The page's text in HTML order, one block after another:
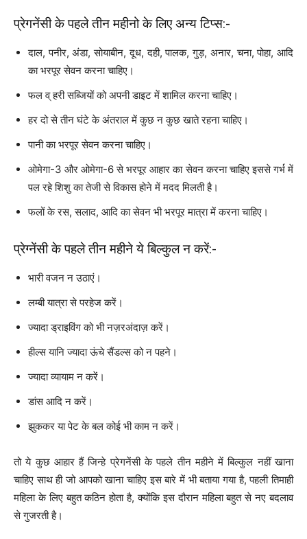
प्रेगनेंसी के पहले तीन महीनो के लिए अन्य टिप्स:-
दाल, पनीर, अंडा, सोयाबीन, दूध, दही, पालक, गुड़, अनार, चना, पोहा, आदि
का भरपूर सेवन करना चाहिए।
फल व् हरी सब्जियों को अपनी डाइट में शामिल करना चाहिए।
हर दो से तीन घंटे के अंतराल में कुछ न कुछ खाते रहना चाहिए।
पानी का भरपूर सेवन करना चाहिए।
ओमेगा-3 और ओमेगा-6 से भरपूर आहार का सेवन करना चाहिए इससे गर्भ में
पल रहे शिशु का तेजी से विकास होने में मदद मिलती है।
फलों के रस, सलाद, आदि का सेवन भी भरपूर मात्रा में करना चाहिए।
प्रेग्नेंसी के पहले तीन महीने ये बिल्कुल न करें:-
भारी वजन न उठाएं।
लम्बी यात्रा से परहेज करें।
ज्यादा ड्राइविंग को भी नज़रअंदाज़ करें।
हील्स यानि ज्यादा ऊंचे सैंडल्स को न पहने।
ज्यादा व्यायाम न करें।
डांस आदि न करें।
झुककर या पेट के बल कोई भी काम न करें।
तो ये कुछ आहार हैं जिन्हे प्रेगनेंसी के पहले तीन महीने में बिल्कुल नहीं खाना
चाहिए साथ ही जो आपको खाना चाहिए इस बारे में भी बताया गया है, पहली तिमाही
महिला के लिए बहुत कठिन होता है, क्योंकि इस दौरान महिला बहुत से नए बदलाव
से गुजरती है।